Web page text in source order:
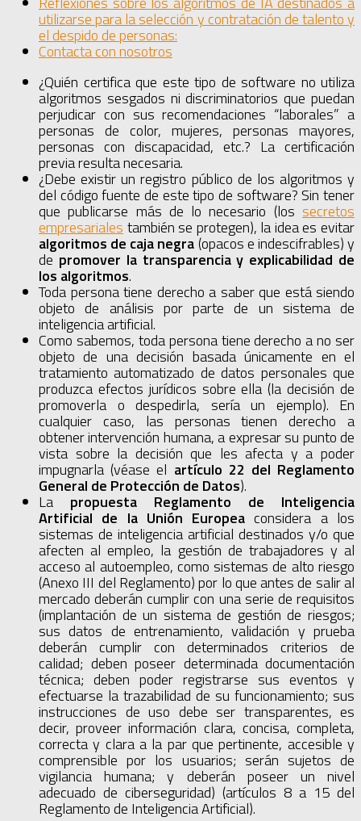
utilizarse para la selección y contratación de talento y
el despido de personas:
Contacta con nosotros
¿Quién certifica que este tipo de software no utiliza
algoritmos sesgados ni discriminatorios que puedan
perjudicar con sus recomendaciones “laborales” a
personas de color, mujeres, personas mayores,
personas con discapacidad, etc.? La certificación
previa resulta necesaria.
¿Debe existir un registro público de los algoritmos y
del código fuente de este tipo de software? Sin tener
que publicarse más de lo necesario (los secretos
empresariales también se protegen), la idea es evitar
algoritmos de caja negra(opacos e indescifrables) y
de promover la transparencia y explicabilidad de
los algoritmos.
Toda persona tiene derecho a saber que está siendo
objeto de análisis por parte de un sistema de
inteligencia artificial.
Como sabemos, toda persona tiene derecho a no ser
objeto de una decisión basada únicamente en el
tratamiento automatizado de datos personales que
produzca efectos jurídicos sobre ella (la decisión de
promoverla o despedirla, sería un ejemplo). En
cualquier caso, las personas tienen derecho a
obtener intervención humana, a expresar su punto de
vista sobre la decisión que les afecta y a poder
impugnarla (véase el artículo 22 del Reglamento
General de Protección de Datos).
La propuesta Reglamento de Inteligencia
Artificial de la Unión Europea considera a los
sistemas de inteligencia artificial destinados y/o que
afecten al empleo, la gestión de trabajadores y al
acceso al autoempleo, como sistemas de alto riesgo
(Anexo III del Reglamento) por lo que antes de salir al
mercado deberán cumplir con una serie de requisitos
(implantación de un sistema de gestión de riesgos;
sus datos de entrenamiento, validación y prueba
deberán cumplir con determinados criterios de
calidad; deben poseer determinada documentación
técnica; deben poder registrarse sus eventos y
efectuarse la trazabilidad de su funcionamiento; sus
instrucciones de uso debe ser transparentes, es
decir, proveer información clara, concisa, completa,
correcta y clara a la par que pertinente, accesible y
comprensible por los usuarios; serán sujetos de
vigilancia humana; y deberán poseer un nivel
adecuado de ciberseguridad) (artículos 8 a 15 del
Reglamento de Inteligencia Artificial).